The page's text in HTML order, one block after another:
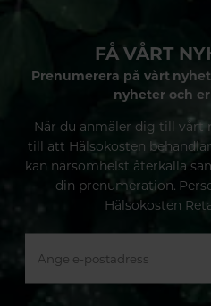
FÅ VÅRT
Prenumerera på vårt
nyheter och
När du anmäler dig till vårt
till att Hälsokosten
kan närsomhelst återkalla
din prenumeration.
Hälsokosten